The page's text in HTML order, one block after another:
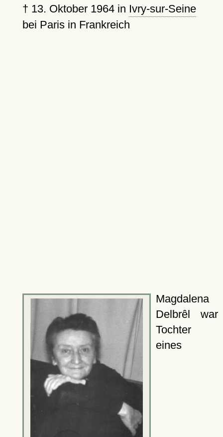
† 13. Oktober 1964in Ivry-sur-Seine
bei Paris in Frankreich
Magdalena
Delbrêl war
Tochter
eines